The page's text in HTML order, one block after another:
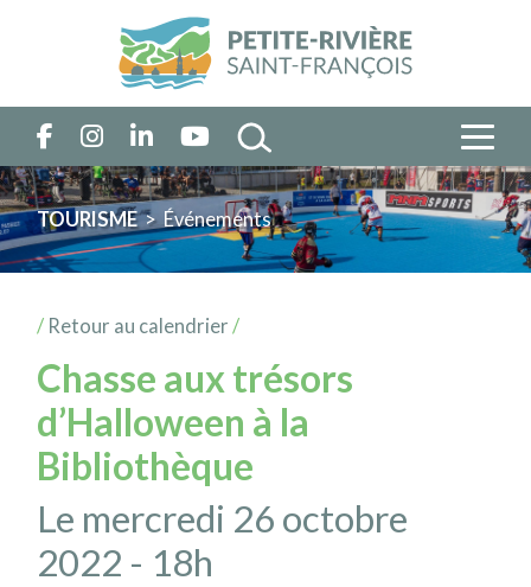
TOURISME> Événements
/ Retour au calendrier /
Chasse aux trésors
d’Halloween à la
Bibliothèque
Le mercredi 26 octobre
2022 - 18h